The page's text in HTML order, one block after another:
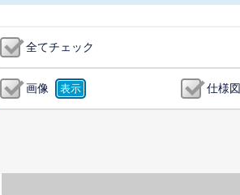
全てチェック
画像 仕様図